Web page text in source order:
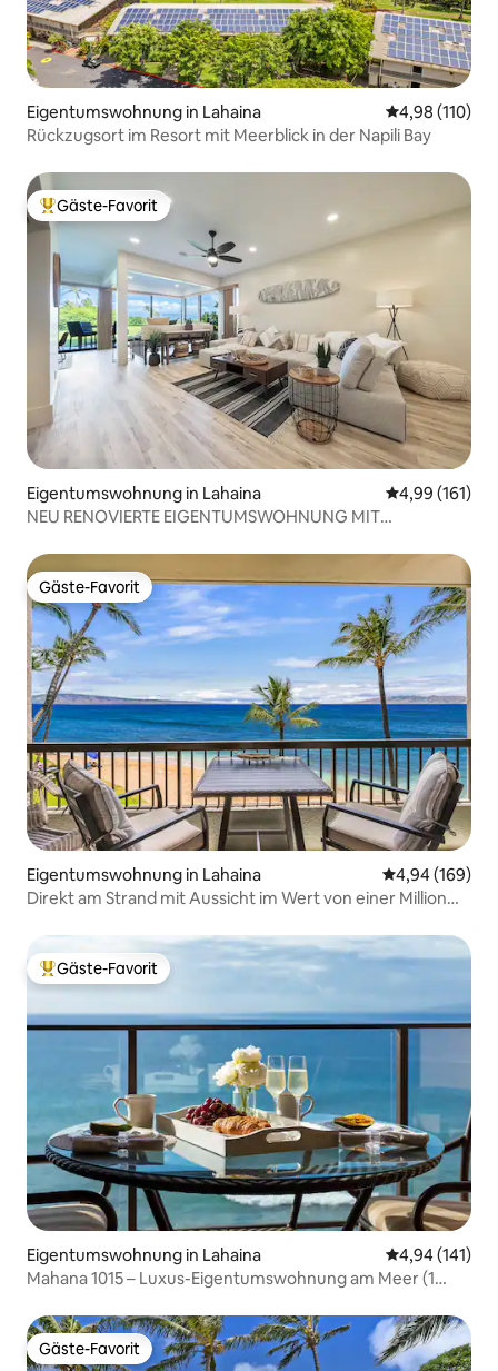
Eigentumswohnung in Lahaina
4,98 (110)
Rückzugsort im Resort mit Meerblick in der Napili Bay
Beliebter Gäste-Favorit.
Gäste-Favorit
Eigentumswohnung in Lahaina
4,99 (161)
NEU RENOVIERTE EIGENTUMSWOHNUNG MIT
ENTFERNT
Gäste-Favorit
Gäste-Favorit
Eigentumswohnung in Lahaina
4,94 (169)
Direkt am Strand mit Aussicht im Wert von einer Million
Beliebter Gäste-Favorit.
Gäste-Favorit
Eigentumswohnung in Lahaina
4,94 (141)
Mahana 1015 – Luxus-Eigentumswohnung am Meer (1
Gäste-Favorit
Gäste-Favorit